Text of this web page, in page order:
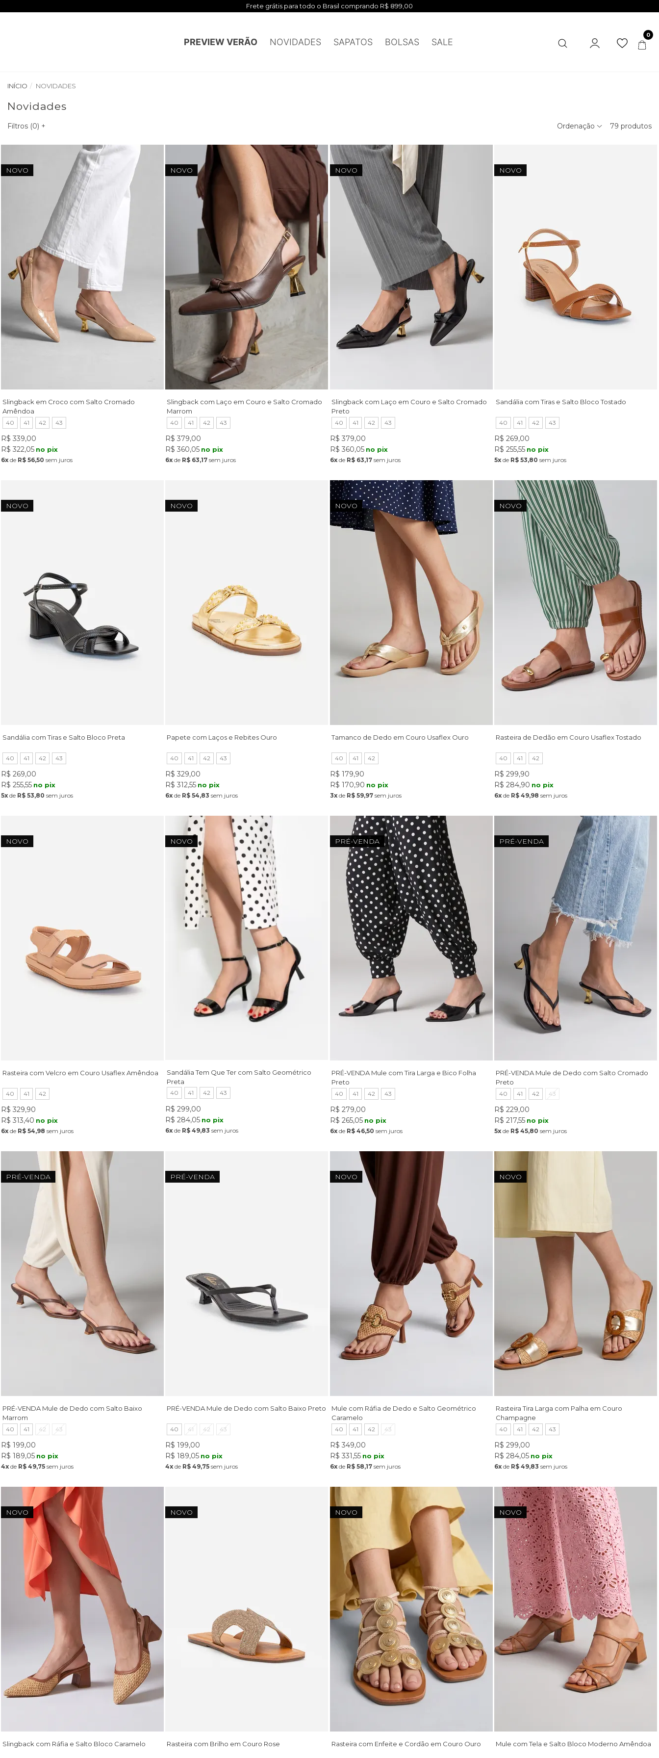
Frete grátis para todo o Brasil comprando R$ 899,00
PREVIEW VERÃO NOVIDADES SAPATOS BOLSAS SALE
0
INÍCIO NOVIDADES
Novidades
Filtros (0) + Ordenação 79 produtos
NOVO
Slingback em Croco com Salto Cromado
Amêndoa
40 41 42 43
R$ 339,00
R$ 322,05 no pix
6xde R$ 56,50 sem juros
NOVO
Slingback com Laço em Couro e Salto Cromado
Marrom
40 41 42 43
R$ 379,00
R$ 360,05 no pix
6x de R$ 63,17 sem juros
NOVO
Slingback com Laço em Couro e Salto Cromado
Preto
40 41 42 43
R$ 379,00
R$ 360,05 no pix
6xde R$ 63,17sem juros
NOVO
Sandália com Tiras e Salto Bloco Tostado
40 41 42 43
R$ 269,00
R$ 255,55 no pix
5xde R$ 53,80 sem juros
NOVO
Sandália com Tiras e Salto Bloco Preta
40 41 42 43
R$ 269,00
R$ 255,55 no pix
5xde R$ 53,80 sem juros
NOVO
Papete com Laços e Rebites Ouro
40 41 42 43
R$ 329,00
R$ 312,55 no pix
6x de R$ 54,83 sem juros
NOVO
Tamanco de Dedo em Couro Usaflex Ouro
40 41 42
R$ 179,90
R$ 170,90 no pix
3xde R$ 59,97sem juros
NOVO
Rasteira de Dedão em Couro Usaflex Tostado
40 41 42
R$ 299,90
R$ 284,90 no pix
6xde R$ 49,98 sem juros
NOVO
Rasteira com Velcro em Couro Usaflex Amêndoa
40 41 42
R$ 329,90
R$ 313,40 no pix
6xde R$ 54,98 sem juros
NOVO
Sandália Tem Que Ter com Salto Geométrico
Preta
40 41 42 43
R$ 299,00
R$ 284,05 no pix
6x de R$ 49,83 sem juros
PRÉ-VENDA
PRÉ-VENDA Mule com Tira Larga e Bico Folha
Preto
40 41 42 43
R$ 279,00
R$ 265,05 no pix
6xde R$ 46,50 sem juros
PRÉ-VENDA
PRÉ-VENDA Mule de Dedo com Salto Cromado
Preto
40 41 42 43
R$ 229,00
R$ 217,55 no pix
5xde R$ 45,80 sem juros
PRÉ-VENDA
PRÉ-VENDA Mule de Dedo com Salto Baixo
Marrom
40 41 42 43
R$ 199,00
R$ 189,05 no pix
4xde R$ 49,75sem juros
PRÉ-VENDA
PRÉ-VENDA Mule de Dedo com Salto Baixo Preto
40 41 42 43
R$ 199,00
R$ 189,05 no pix
4x de R$ 49,75 sem juros
NOVO
Mule com Ráfia de Dedo e Salto Geométrico
Caramelo
40 41 42 43
R$ 349,00
R$ 331,55 no pix
6xde R$ 58,17sem juros
NOVO
Rasteira Tira Larga com Palha em Couro
Champagne
40 41 42 43
R$ 299,00
R$ 284,05 no pix
6xde R$ 49,83 sem juros
NOVO
Slingback com Ráfia e Salto Bloco Caramelo
NOVO
Rasteira com Brilho em Couro Rose
NOVO
Rasteira com Enfeite e Cordão em Couro Ouro
NOVO
Mule com Tela e Salto Bloco Moderno Amêndoa